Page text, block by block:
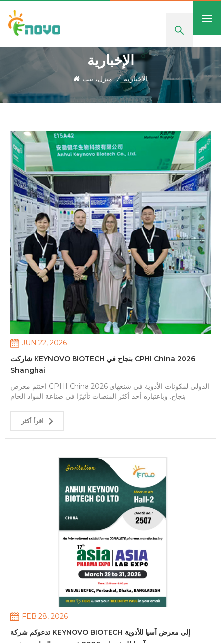
الإخبارية
منزل، بيت / الإخبارية
JUN 22, 2026
شاركت KEYNOVO BIOTECH بنجاح في CPHI China 2026
Shanghai
اختتم معرض CPHI China 2026 الدولي لمكونات الأدوية في شنغهاي
بنجاح. وباعتباره أحد أكثر المنصات تأثيرًا في صناعة المواد الخام
أنحاء العالم. عرضت KEYNOVO Biotech موادها الخام الصيدلانية
الكيميائية الأساسية وحلول التطبيقات ذات الصلة، والتي تغطي مجموعة
مناقشات معمقة مع العملاء والشركاء من مختلف المناطق بشأن فرص
التعاون المستقبلية. من خلال هذا الحدث، عززت KEYNOVO
جديدة في السوق، وعززت حضور علامتها التجارية عالميًا في صناعة
المواد الخام الصيدلانية. وفي المستقبل، سنواصل التركيز على تحسين
جودة المنتجات والابتكار التكنولوجي، لتقديم مواد خام صيدلانية كيميائية
وحلول أكثر موثوقية في جميع أنحاء العالم. نقدم خالص الشكر لجميع
اقرأ أكثر
FEB 28, 2026
تدعوكم شركة KEYNOVO BIOTECH إلى معرض آسيا للأدوية